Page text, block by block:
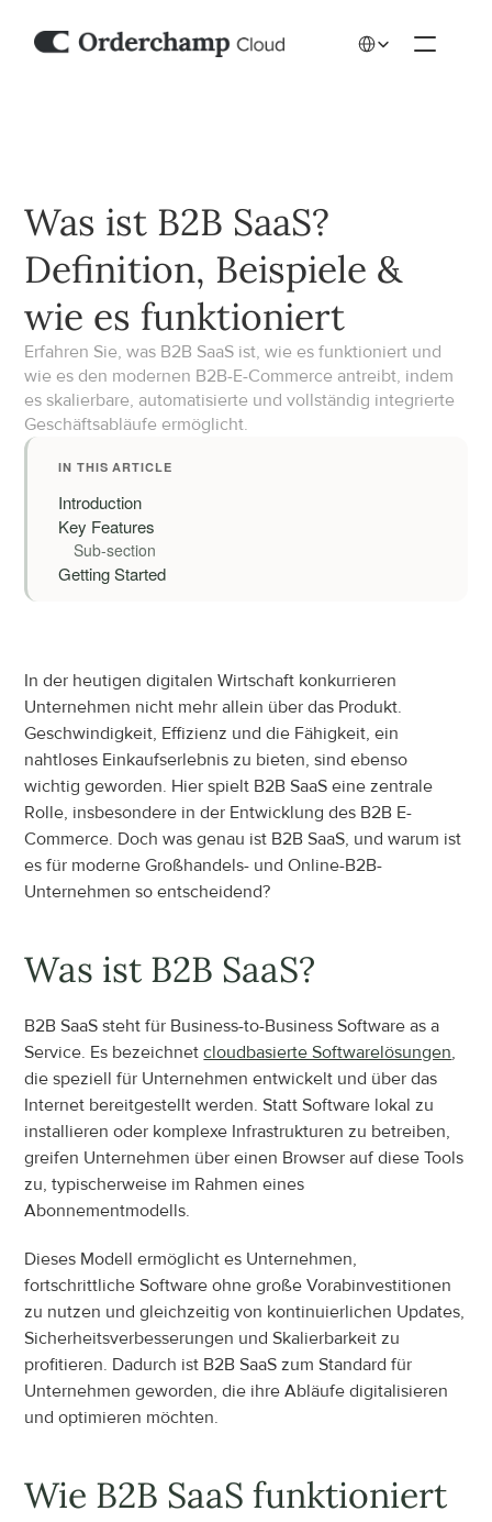
Was ist B2B SaaS?
Definition, Beispiele &
wie es funktioniert
Erfahren Sie, was B2B SaaS ist, wie es funktioniert und
wie es den modernen B2B-E-Commerce antreibt, indem
es skalierbare, automatisierte und vollständig integrierte
Geschäftsabläufe ermöglicht.
IN THIS ARTICLE
Introduction
Key Features
Sub-section
Getting Started
In der heutigen digitalen Wirtschaft konkurrieren
Unternehmen nicht mehr allein über das Produkt.
Geschwindigkeit, Effizienz und die Fähigkeit, ein
nahtloses Einkaufserlebnis zu bieten, sind ebenso
wichtig geworden. Hier spielt B2B SaaS eine zentrale
Rolle, insbesondere in der Entwicklung des B2B E-
Commerce. Doch was genau ist B2B SaaS, und warum ist
es für moderne Großhandels- und Online-B2B-
Unternehmen so entscheidend?
Was ist B2B SaaS?
B2B SaaS steht für Business-to-Business Software as a
Service. Es bezeichnet cloudbasierte Softwarelösungen,
die speziell für Unternehmen entwickelt und über das
Internet bereitgestellt werden. Statt Software lokal zu
installieren oder komplexe Infrastrukturen zu betreiben,
greifen Unternehmen über einen Browser auf diese Tools
zu, typischerweise im Rahmen eines
Abonnementmodells.
Dieses Modell ermöglicht es Unternehmen,
fortschrittliche Software ohne große Vorabinvestitionen
zu nutzen und gleichzeitig von kontinuierlichen Updates,
Sicherheitsverbesserungen und Skalierbarkeit zu
profitieren. Dadurch ist B2B SaaS zum Standard für
Unternehmen geworden, die ihre Abläufe digitalisieren
und optimieren möchten.
Wie B2B SaaS funktioniert